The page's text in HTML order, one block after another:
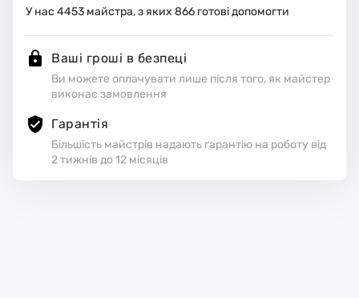
У нас 4453 майстра, з яких 866 готові допомогти
Ваші гроші в безпеці
Ви можете оплачувати лише після того, як майстер
виконає замовлення
Гарантія
Більшість майстрів надають гарантію на роботу від
2 тижнів до 12 місяців